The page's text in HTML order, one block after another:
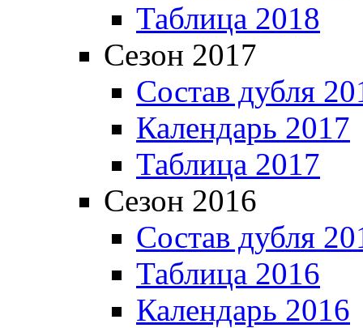
Таблица 2018
Сезон 2017
Состав дубля
Календарь 2017
Таблица 2017
Сезон 2016
Состав дубля
Таблица 2016
Календарь 2016